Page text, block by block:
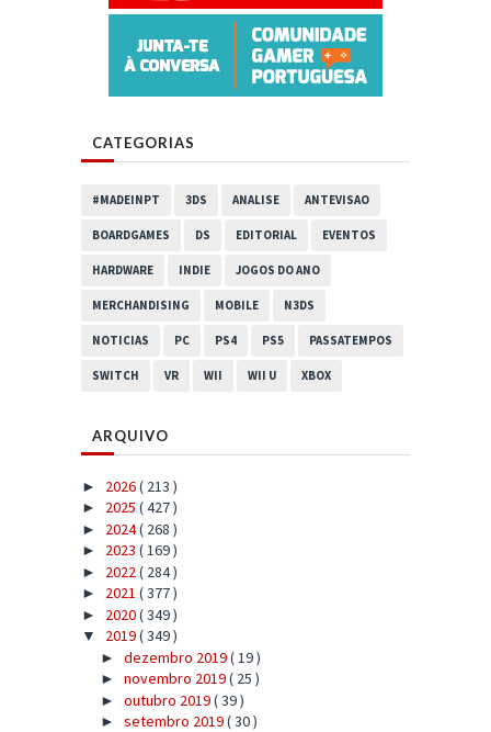
CATEGORIAS
#MADEINPT 3DS ANALISE ANTEVISAO
BOARDGAMES DS EDITORIAL EVENTOS
HARDWARE INDIE JOGOS DO ANO
MERCHANDISING MOBILE N3DS
NOTICIAS PC PS4 PS5 PASSATEMPOS
SWITCH VR WII WII U XBOX
ARQUIVO
► 2026( 213 )
► 2025 ( 427 )
► 2024( 268 )
► 2023 ( 169 )
► 2022( 284 )
► 2021 ( 377 )
► 2020( 349 )
▼ 2019( 349 )
► dezembro 2019( 19 )
► novembro 2019( 25 )
► outubro 2019( 39 )
► setembro 2019( 30 )